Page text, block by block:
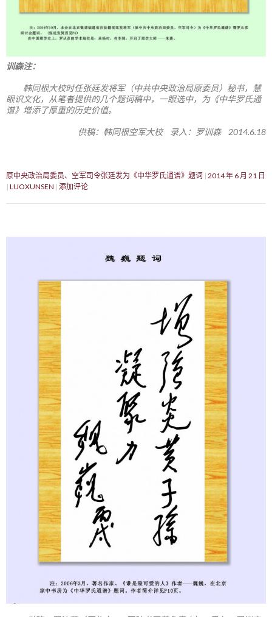
训森注：
韩同根大校时任张廷发将军（中共中央政治局原委员）秘书，慧
眼识文化，从笔者提供的几个题词稿中，一眼选中，为《中华罗氏通
谱》增添了厚重的历史价值。
供稿：韩同根空军大校 录入：罗训森 2014.6.18
原中央政治局委员、空军司令张廷发为《中华罗氏通谱》题词 2014 年 6 月 21 日
LUOXUNSEN 添加评论